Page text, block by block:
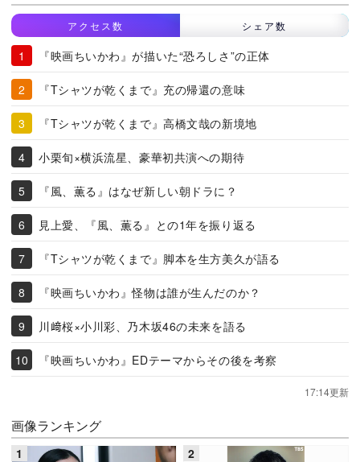
アクセス数 シェア数
『映画ちいかわ』が描いた“恐ろしさ”の正体
『Tシャツが乾くまで』充の帰還の意味
『Tシャツが乾くまで』高橋文哉の新境地
小栗旬×横浜流星、豪華初共演への期待
『風、薫る』はなぜ新しい朝ドラに？
見上愛、『風、薫る』との1年を振り返る
『Tシャツが乾くまで』脚本を生方美久が語る
『映画ちいかわ』怪物は誰が生んだのか？
川﨑桜×小川彩、乃木坂46の未来を語る
『映画ちいかわ』EDテーマからその後を考察
17:14更新
画像ランキング